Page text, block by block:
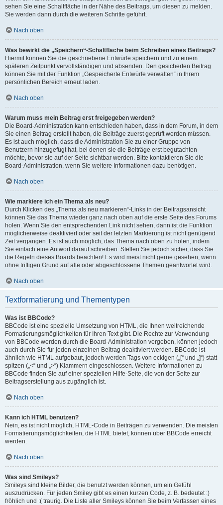
sehen Sie eine Schaltfläche in der Nähe des Beitrags, um diesen zu melden.
Sie werden dann durch die weiteren Schritte geführt.
Nach oben
Was bewirkt die „Speichern“-Schaltfläche beim Schreiben eines Beitrags?
Hiermit können Sie die geschriebene Entwürfe speichern und zu einem
späteren Zeitpunkt vervollständigen und absenden. Den gesicherten Beitrag
können Sie mit der Funktion „Gespeicherte Entwürfe verwalten“ in Ihrem
persönlichen Bereich erneut laden.
Nach oben
Warum muss mein Beitrag erst freigegeben werden?
Die Board-Administration kann entschieden haben, dass in dem Forum, in dem
Sie einen Beitrag erstellt haben, die Beiträge zuerst geprüft werden müssen.
Es ist auch möglich, dass die Administration Sie zu einer Gruppe von
Benutzern hinzugefügt hat, bei denen sie die Beiträge erst begutachten
möchte, bevor sie auf der Seite sichtbar werden. Bitte kontaktieren Sie die
Board-Administration, wenn Sie weitere Informationen dazu benötigen.
Nach oben
Wie markiere ich ein Thema als neu?
Durch Klicken des „Thema als neu markieren“-Links in der Beitragsansicht
können Sie das Thema wieder ganz nach oben auf die erste Seite des Forums
holen. Wenn Sie den entsprechenden Link nicht sehen, dann ist die Funktion
möglicherweise deaktiviert oder seit der letzten Markierung ist nicht genügend
Zeit vergangen. Es ist auch möglich, das Thema nach oben zu holen, indem
Sie einfach eine Antwort darauf schreiben. Stellen Sie jedoch sicher, dass Sie
die Regeln dieses Boards beachten! Es wird meist nicht gerne gesehen, wenn
ohne triftigen Grund auf alte oder abgeschlossene Themen geantwortet wird.
Nach oben
Textformatierung und Thementypen
Was ist BBCode?
BBCode ist eine spezielle Umsetzung von HTML, die Ihnen weitreichende
Formatierungsmöglichkeiten für Ihren Text gibt. Die Rechte zur Verwendung
von BBCode werden durch die Board-Administration vergeben, können jedoch
auch durch Sie für jeden einzelnen Beitrag deaktiviert werden. BBCode ist
ähnlich wie HTML aufgebaut, jedoch werden Tags von eckigen („[“ und „]“) statt
spitzen („<“ und „>“) Klammern eingeschlossen. Weitere Informationen zu
BBCode finden Sie auf einer speziellen Hilfe-Seite, die von der Seite zur
Beitragserstellung aus zugänglich ist.
Nach oben
Kann ich HTML benutzen?
Nein, es ist nicht möglich, HTML-Code in Beiträgen zu verwenden. Die meisten
Formatierungsmöglichkeiten, die HTML bietet, können über BBCode erreicht
werden.
Nach oben
Was sind Smileys?
Smileys sind kleine Bilder, die benutzt werden können, um ein Gefühl
auszudrücken. Für jeden Smiley gibt es einen kurzen Code, z. B. bedeutet :)
fröhlich und :( traurig. Die Liste aller Smileys können Sie beim Verfassen eines